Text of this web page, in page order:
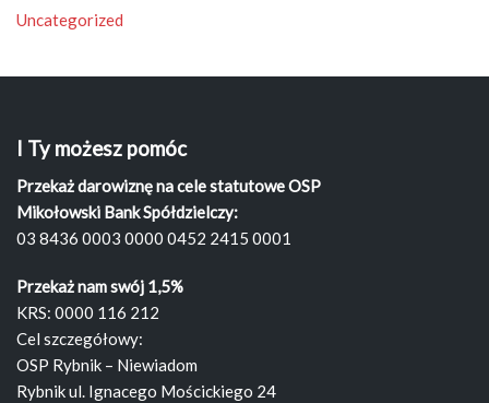
Uncategorized
I Ty możesz pomóc
Przekaż darowiznę na cele statutowe OSP
Mikołowski Bank Spółdzielczy:
03 8436 0003 0000 0452 2415 0001
Przekaż nam swój 1,5%
KRS: 0000 116 212
Cel szczegółowy:
OSP Rybnik – Niewiadom
Rybnik ul. Ignacego Mościckiego 24